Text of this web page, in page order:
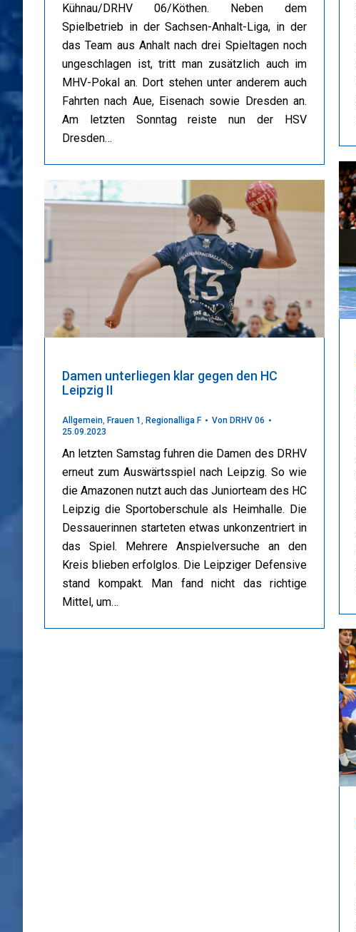
Kühnau/DRHV 06/Köthen. Neben dem
Spielbetrieb in der Sachsen-Anhalt-Liga, in der
das Team aus Anhalt nach drei Spieltagen noch
ungeschlagen ist, tritt man zusätzlich auch im
MHV-Pokal an. Dort stehen unter anderem auch
Fahrten nach Aue, Eisenach sowie Dresden an.
Am letzten Sonntag reiste nun der HSV
Dresden…
Damen unterliegen klar gegen den HC
Leipzig II
Allgemein, Frauen 1 , Regionalliga F Von DRHV 06
25.09.2023
An letzten Samstag fuhren die Damen des DRHV
erneut zum Auswärtsspiel nach Leipzig. So wie
die Amazonen nutzt auch das Juniorteam des HC
Leipzig die Sportoberschule als Heimhalle. Die
Dessauerinnen starteten etwas unkonzentriert in
das Spiel. Mehrere Anspielversuche an den
Kreis blieben erfolglos. Die Leipziger Defensive
stand kompakt. Man fand nicht das richtige
Mittel, um…